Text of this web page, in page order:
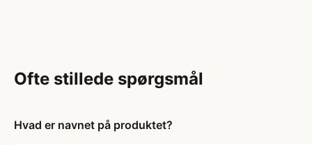
Ofte stillede spørgsmål
Hvad er navnet på produktet?